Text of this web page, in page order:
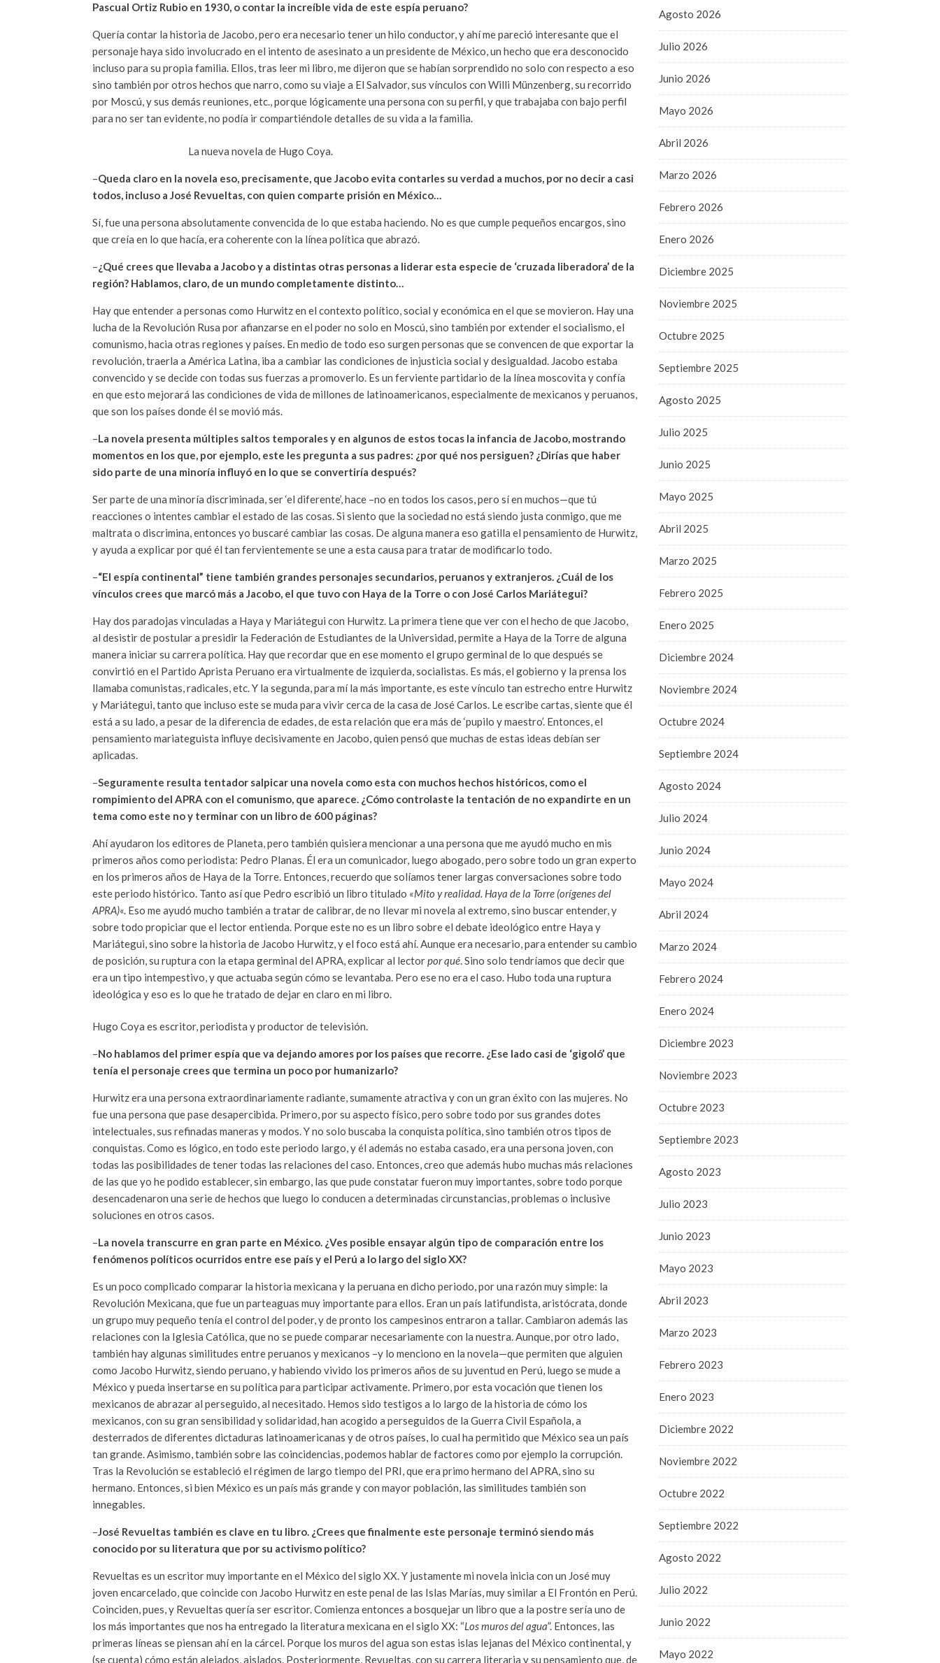
Pascual Ortiz Rubio en 1930, o contar la increíble vida de este espía peruano?
Quería contar la historia de Jacobo, pero era necesario tener un hilo conductor, y ahí me pareció interesante que el
personaje haya sido involucrado en el intento de asesinato a un presidente de México, un hecho que era desconocido
incluso para su propia familia. Ellos, tras leer mi libro, me dijeron que se habían sorprendido no solo con respecto a eso
sino también por otros hechos que narro, como su viaje a El Salvador, sus vínculos con Willi Münzenberg, su recorrido
por Moscú, y sus demás reuniones, etc., porque lógicamente una persona con su perfil, y que trabajaba con bajo perfil
para no ser tan evidente, no podía ir compartiéndole detalles de su vida a la familia.
La nueva novela de Hugo Coya.
–Queda claro en la novela eso, precisamente, que Jacobo evita contarles su verdad a muchos, por no decir a casi
todos, incluso a José Revueltas, con quien comparte prisión en México…
Sí, fue una persona absolutamente convencida de lo que estaba haciendo. No es que cumple pequeños encargos, sino
que creía en lo que hacía, era coherente con la línea política que abrazó.
–¿Qué crees que llevaba a Jacobo y a distintas otras personas a liderar esta especie de ‘cruzada liberadora’ de la
región? Hablamos, claro, de un mundo completamente distinto…
Hay que entender a personas como Hurwitz en el contexto político, social y económica en el que se movieron. Hay una
lucha de la Revolución Rusa por afianzarse en el poder no solo en Moscú, sino también por extender el socialismo, el
comunismo, hacia otras regiones y países. En medio de todo eso surgen personas que se convencen de que exportar la
revolución, traerla a América Latina, iba a cambiar las condiciones de injusticia social y desigualdad. Jacobo estaba
convencido y se decide con todas sus fuerzas a promoverlo. Es un ferviente partidario de la línea moscovita y confía
en que esto mejorará las condiciones de vida de millones de latinoamericanos, especialmente de mexicanos y peruanos,
que son los países donde él se movió más.
–La novela presenta múltiples saltos temporales y en algunos de estos tocas la infancia de Jacobo, mostrando
momentos en los que, por ejemplo, este les pregunta a sus padres: ¿por qué nos persiguen? ¿Dirías que haber
sido parte de una minoría influyó en lo que se convertiría después?
Ser parte de una minoría discriminada, ser ‘el diferente’, hace –no en todos los casos, pero sí en muchos—que tú
reacciones o intentes cambiar el estado de las cosas. Si siento que la sociedad no está siendo justa conmigo, que me
maltrata o discrimina, entonces yo buscaré cambiar las cosas. De alguna manera eso gatilla el pensamiento de Hurwitz,
y ayuda a explicar por qué él tan fervientemente se une a esta causa para tratar de modificarlo todo.
–“El espía continental” tiene también grandes personajes secundarios, peruanos y extranjeros. ¿Cuál de los
vínculos crees que marcó más a Jacobo, el que tuvo con Haya de la Torre o con José Carlos Mariátegui?
Hay dos paradojas vinculadas a Haya y Mariátegui con Hurwitz. La primera tiene que ver con el hecho de que Jacobo,
al desistir de postular a presidir la Federación de Estudiantes de la Universidad, permite a Haya de la Torre de alguna
manera iniciar su carrera política. Hay que recordar que en ese momento el grupo germinal de lo que después se
convirtió en el Partido Aprista Peruano era virtualmente de izquierda, socialistas. Es más, el gobierno y la prensa los
llamaba comunistas, radicales, etc. Y la segunda, para mí la más importante, es este vínculo tan estrecho entre Hurwitz
y Mariátegui, tanto que incluso este se muda para vivir cerca de la casa de José Carlos. Le escribe cartas, siente que él
está a su lado, a pesar de la diferencia de edades, de esta relación que era más de ‘pupilo y maestro’. Entonces, el
pensamiento mariateguista influye decisivamente en Jacobo, quien pensó que muchas de estas ideas debían ser
aplicadas.
–Seguramente resulta tentador salpicar una novela como esta con muchos hechos históricos, como el
rompimiento del APRA con el comunismo, que aparece. ¿Cómo controlaste la tentación de no expandirte en un
tema como este no y terminar con un libro de 600 páginas?
Ahí ayudaron los editores de Planeta, pero también quisiera mencionar a una persona que me ayudó mucho en mis
primeros años como periodista: Pedro Planas. Él era un comunicador, luego abogado, pero sobre todo un gran experto
en los primeros años de Haya de la Torre. Entonces, recuerdo que solíamos tener largas conversaciones sobre todo
este periodo histórico. Tanto así que Pedro escribió un libro titulado «Mito y realidad. Haya de la Torre (orígenes del
APRA)«. Eso me ayudó mucho también a tratar de calibrar, de no llevar mi novela al extremo, sino buscar entender, y
sobre todo propiciar que el lector entienda. Porque este no es un libro sobre el debate ideológico entre Haya y
Mariátegui, sino sobre la historia de Jacobo Hurwitz, y el foco está ahí. Aunque era necesario, para entender su cambio
de posición, su ruptura con la etapa germinal del APRA, explicar al lectorpor qué . Sino solo tendríamos que decir que
era un tipo intempestivo, y que actuaba según cómo se levantaba. Pero ese no era el caso. Hubo toda una ruptura
ideológica y eso es lo que he tratado de dejar en claro en mi libro.
Hugo Coya es escritor, periodista y productor de televisión.
–No hablamos del primer espía que va dejando amores por los países que recorre. ¿Ese lado casi de ‘gigoló’ que
tenía el personaje crees que termina un poco por humanizarlo?
Hurwitz era una persona extraordinariamente radiante, sumamente atractiva y con un gran éxito con las mujeres. No
fue una persona que pase desapercibida. Primero, por su aspecto físico, pero sobre todo por sus grandes dotes
intelectuales, sus refinadas maneras y modos. Y no solo buscaba la conquista política, sino también otros tipos de
conquistas. Como es lógico, en todo este periodo largo, y él además no estaba casado, era una persona joven, con
todas las posibilidades de tener todas las relaciones del caso. Entonces, creo que además hubo muchas más relaciones
de las que yo he podido establecer, sin embargo, las que pude constatar fueron muy importantes, sobre todo porque
desencadenaron una serie de hechos que luego lo conducen a determinadas circunstancias, problemas o inclusive
soluciones en otros casos.
–La novela transcurre en gran parte en México. ¿Ves posible ensayar algún tipo de comparación entre los
fenómenos políticos ocurridos entre ese país y el Perú a lo largo del siglo XX?
Es un poco complicado comparar la historia mexicana y la peruana en dicho periodo, por una razón muy simple: la
Revolución Mexicana, que fue un parteaguas muy importante para ellos. Eran un país latifundista, aristócrata, donde
un grupo muy pequeño tenía el control del poder, y de pronto los campesinos entraron a tallar. Cambiaron además las
relaciones con la Iglesia Católica, que no se puede comparar necesariamente con la nuestra. Aunque, por otro lado,
también hay algunas similitudes entre peruanos y mexicanos –y lo menciono en la novela—que permiten que alguien
como Jacobo Hurwitz, siendo peruano, y habiendo vivido los primeros años de su juventud en Perú, luego se mude a
México y pueda insertarse en su política para participar activamente. Primero, por esta vocación que tienen los
mexicanos de abrazar al perseguido, al necesitado. Hemos sido testigos a lo largo de la historia de cómo los
mexicanos, con su gran sensibilidad y solidaridad, han acogido a perseguidos de la Guerra Civil Española, a
desterrados de diferentes dictaduras latinoamericanas y de otros países, lo cual ha permitido que México sea un país
tan grande. Asimismo, también sobre las coincidencias, podemos hablar de factores como por ejemplo la corrupción.
Tras la Revolución se estableció el régimen de largo tiempo del PRI, que era primo hermano del APRA, sino su
hermano. Entonces, si bien México es un país más grande y con mayor población, las similitudes también son
innegables.
–José Revueltas también es clave en tu libro. ¿Crees que finalmente este personaje terminó siendo más
conocido por su literatura que por su activismo político?
Revueltas es un escritor muy importante en el México del siglo XX. Y justamente mi novela inicia con un José muy
joven encarcelado, que coincide con Jacobo Hurwitz en este penal de las Islas Marías, muy similar a El Frontón en Perú.
Coinciden, pues, y Revueltas quería ser escritor. Comienza entonces a bosquejar un libro que a la postre sería uno de
los más importantes que nos ha entregado la literatura mexicana en el siglo XX: “Los muros del agua”. Entonces, las
primeras líneas se piensan ahí en la cárcel. Porque los muros del agua son estas islas lejanas del México continental, y
(se cuenta) cómo están alejados, aislados. Posteriormente, Revueltas, con su carrera literaria y su pensamiento que, de
Agosto 2026
Julio 2026
Junio 2026
Mayo 2026
Abril 2026
Marzo 2026
Febrero 2026
Enero 2026
Diciembre 2025
Noviembre 2025
Octubre 2025
Septiembre 2025
Agosto 2025
Julio 2025
Junio 2025
Mayo 2025
Abril 2025
Marzo 2025
Febrero 2025
Enero 2025
Diciembre 2024
Noviembre 2024
Octubre 2024
Septiembre 2024
Agosto 2024
Julio 2024
Junio 2024
Mayo 2024
Abril 2024
Marzo 2024
Febrero 2024
Enero 2024
Diciembre 2023
Noviembre 2023
Octubre 2023
Septiembre 2023
Agosto 2023
Julio 2023
Junio 2023
Mayo 2023
Abril 2023
Marzo 2023
Febrero 2023
Enero 2023
Diciembre 2022
Noviembre 2022
Octubre 2022
Septiembre 2022
Agosto 2022
Julio 2022
Junio 2022
Mayo 2022